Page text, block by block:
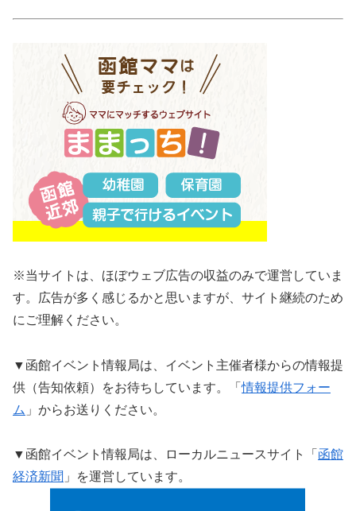
※当サイトは、ほぼウェブ広告の収益のみで運営していま
す。広告が多く感じるかと思いますが、サイト継続のため
にご理解ください。
▼函館イベント情報局は、イベント主催者様からの情報提
供（告知依頼）をお待ちしています。「情報提供フォー
ム 」からお送りください。
▼函館イベント情報局は、ローカルニュースサイト「 函館
経済新聞 」を運営しています。